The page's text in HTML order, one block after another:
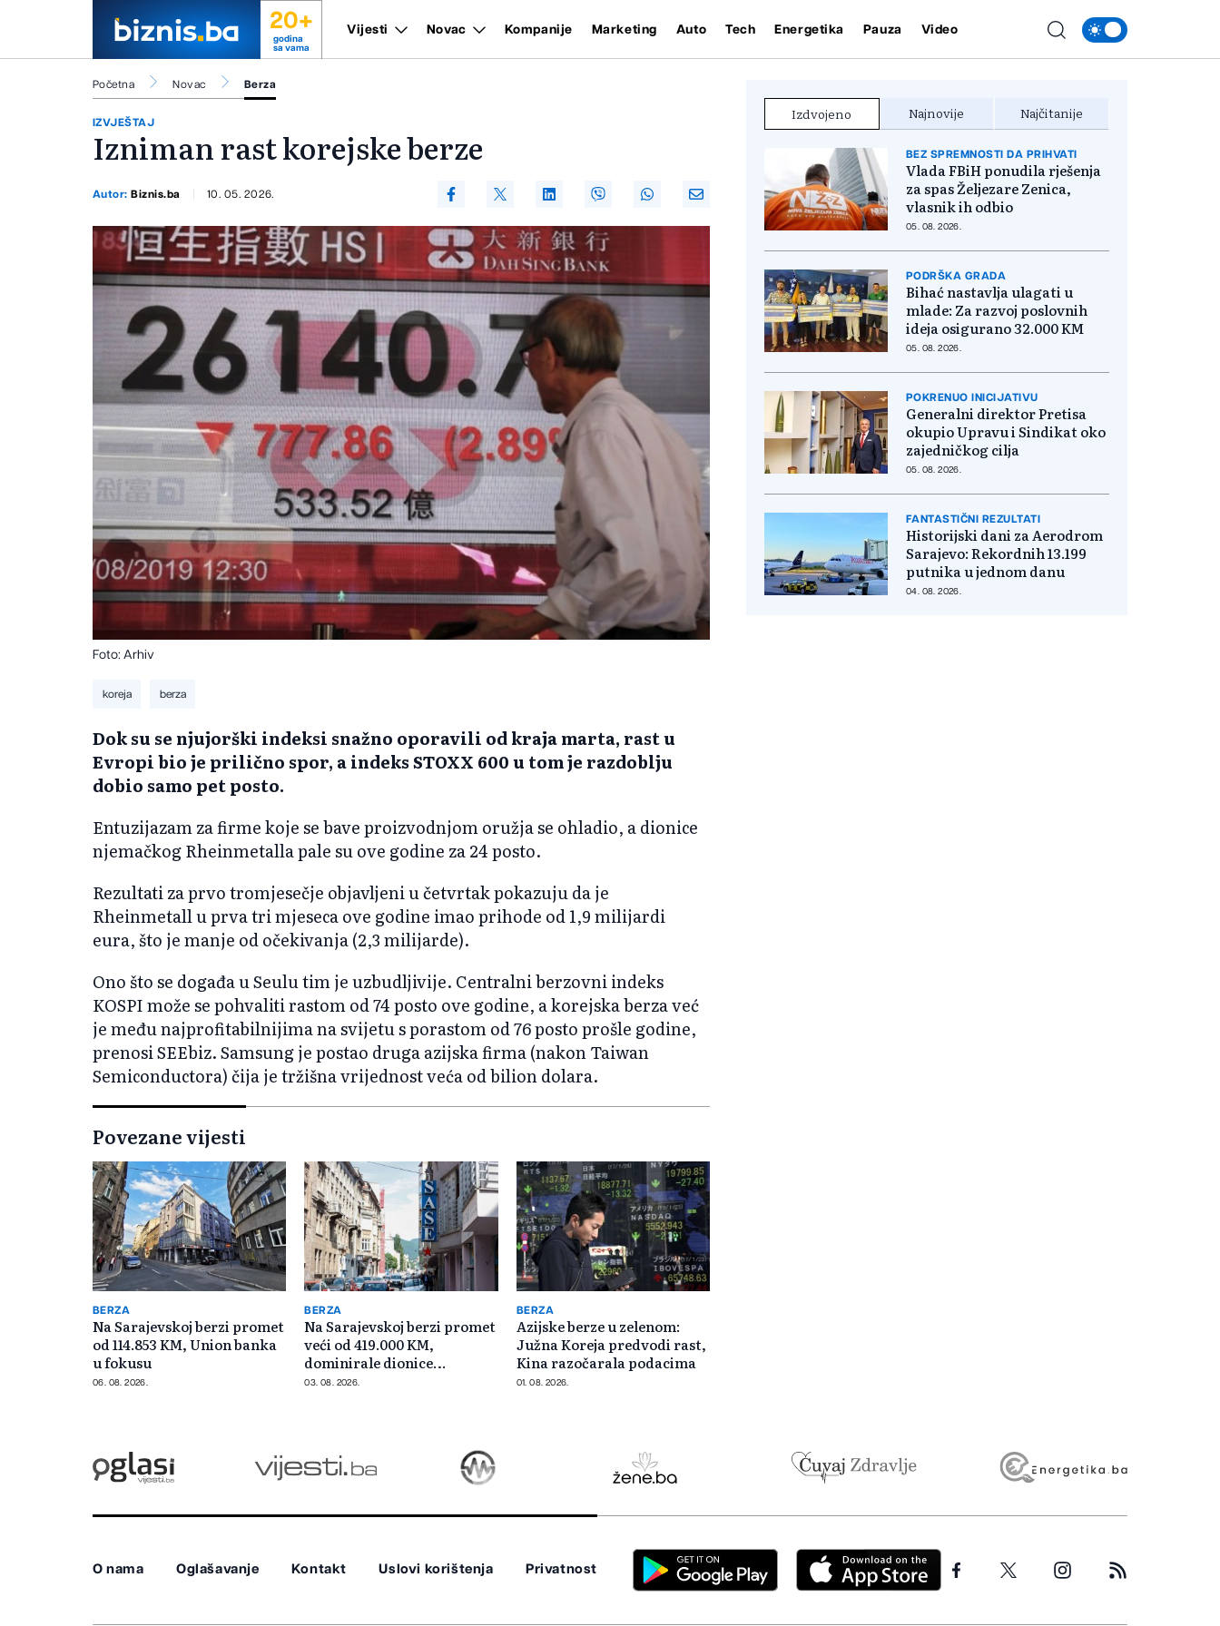
20+
godina
sa vama
Vijesti Novac Kompanije Marketing Auto Tech Energetika Pauza Video
Početna Novac Berza
IZVJEŠTAJ
Izniman rast korejske berze
Autor:Biznis.ba 10. 05. 2026.
Foto: Arhiv
koreja berza
Dok su se njujorški indeksi snažno oporavili od kraja marta, rast u
Evropi bio je prilično spor, a indeks STOXX 600 u tom je razdoblju
dobio samo pet posto.
Entuzijazam za firme koje se bave proizvodnjom oružja se ohladio, a dionice
njemačkog Rheinmetalla pale su ove godine za 24 posto.
Rezultati za prvo tromjesečje objavljeni u četvrtak pokazuju da je
Rheinmetall u prva tri mjeseca ove godine imao prihode od 1,9 milijardi
eura, što je manje od očekivanja (2,3 milijarde).
Ono što se događa u Seulu tim je uzbudljivije. Centralni berzovni indeks
KOSPI može se pohvaliti rastom od 74 posto ove godine, a korejska berza već
je među najprofitabilnijima na svijetu s porastom od 76 posto prošle godine,
prenosi SEEbiz. Samsung je postao druga azijska firma (nakon Taiwan
Semiconductora) čija je tržišna vrijednost veća od bilion dolara.
Povezane vijesti
BERZA
Na Sarajevskoj berzi promet
od 114.853 KM, Union banka
u fokusu
06. 08. 2026.
BERZA
Na Sarajevskoj berzi promet
veći od 419.000 KM,
dominirale dionice
Privredne banke Sarajevo
03. 08. 2026.
BERZA
Azijske berze u zelenom:
Južna Koreja predvodi rast,
Kina razočarala podacima
01. 08. 2026.
Izdvojeno Najnovije Najčitanije
BEZ SPREMNOSTI DA PRIHVATI
Vlada FBiH ponudila rješenja
za spas Željezare Zenica,
vlasnik ih odbio
05. 08. 2026.
PODRŠKA GRADA
Bihać nastavlja ulagati u
mlade: Za razvoj poslovnih
ideja osigurano 32.000 KM
05. 08. 2026.
POKRENUO INICIJATIVU
Generalni direktor Pretisa
okupio Upravu i Sindikat oko
zajedničkog cilja
05. 08. 2026.
FANTASTIČNI REZULTATI
Historijski dani za Aerodrom
Sarajevo: Rekordnih 13.199
putnika u jednom danu
04. 08. 2026.
O nama Oglašavanje Kontakt Uslovi korištenja Privatnost